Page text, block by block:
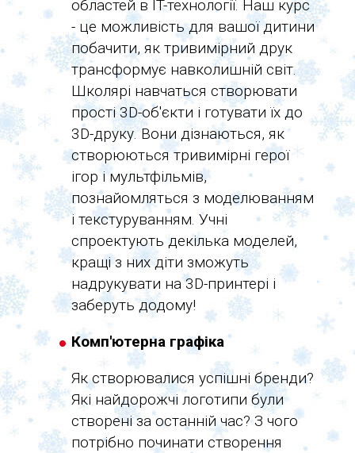
областей в IT-технології. Наш курс
- це можливість для вашої дитини
побачити, як тривимірний друк
трансформує навколишній світ.
Школярі навчаться створювати
прості 3D-об'єкти і готувати їх до
3D-друку. Вони дізнаються, як
створюються тривимірні герої
ігор і мультфільмів,
познайомляться з моделюванням
і текстуруванням. Учні
спроектують декілька моделей,
кращі з них діти зможуть
надрукувати на 3D-принтері і
заберуть додому!
Комп'ютерна графіка
Як створювалися успішні бренди?
Які найдорожчі логотипи були
створені за останній час? З чого
потрібно починати створення